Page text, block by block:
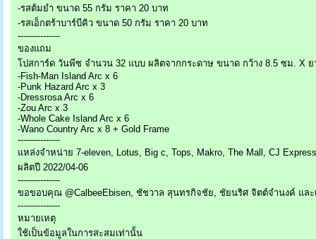
-รสต้มยำ ขนาด 55 กรัม ราคา 20 บาท
-รสเอ็กตร้าบาร์บีคิว ขนาด 50 กรัม ราคา 20 บาท
---------------
ของแถม
โปสการ์ด วันพีซ จำนวน 32 แบบ ผลิตจากกระดาษ ขนาด กว้าง 8.5 ซม. X ย
-Fish-Man Island Arc x 6
-Punk Hazard Arc x 3
-Dressrosa Arc x 6
-Zou Arc x 3
-Whole Cake Island Arc x 6
-Wano Country Arc x 8 + Gold Frame
---------------
แหล่งจำหน่าย 7-eleven, Lotus, Big c, Tops, Makro, The Mall, CJ
ผลิตปี 2022/04-06
---------------
ขอขอบคุณ @CalbeeEbisen, ชัชวาล สุนทรกิจชัย, ชัยนริศ จิตต์จำนงค์ แล
---------------
หมายเหตุ
ใช้เป็นข้อมูลในการสะสมเท่านั้น